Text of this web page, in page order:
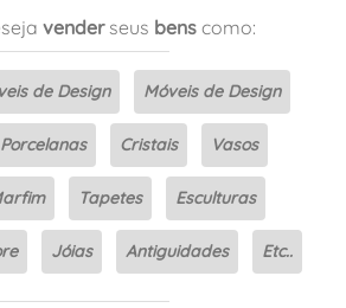
venderseus benscomo:
de Design Móveis de Design
Porcelanas Cristais Vasos
Tapetes Esculturas
Jóias Antiguidades Etc..